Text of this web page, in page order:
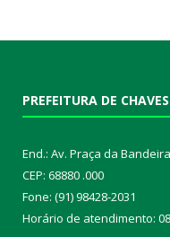
PREFEITURA DE CHAVES
End.: Av. Praça da
CEP: 68880 .000
Fone: (91) 98428-2031
Horário de atendimento: